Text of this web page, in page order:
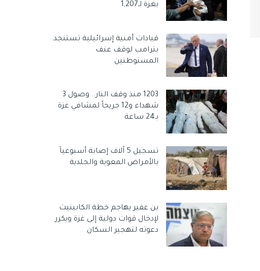
بغزة لـ1,207
قيادات أمنية إسرائيلية تستنجد
بترامب لوقف عنف
المستوطنين
1203 منذ وقف النار.. وصول 3
شهداء و12 جريحاً لمشافي غزة
بـ24 ساعة
تسجيل 5 آلاف إصابة أسبوعياً
بالأمراض المعوية والجلدية
بن غفير يهاجم خطة الكابينيت
لإدخال قوات دولية إلى غزة ويكرر
دعوته لتهجير السكان